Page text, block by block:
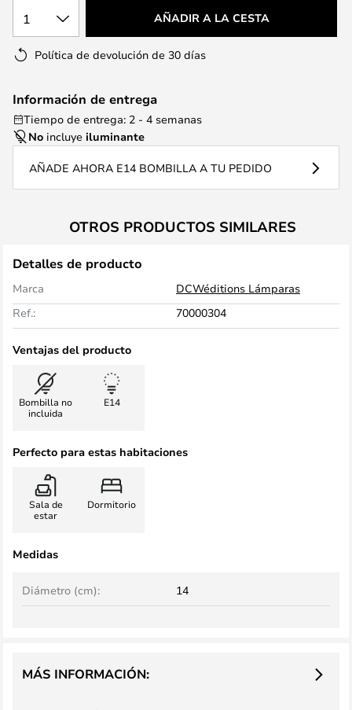
1 AÑADIR A LA CESTA
Política de devolución de 30 días
Información de entrega
Tiempo de entrega: 2 - 4 semanas
No incluye iluminante
AÑADE AHORA E14 BOMBILLA A TU PEDIDO
OTROS PRODUCTOS SIMILARES
Detalles de producto
Marca
DCWéditions Lámparas
Ref.:
70000304
Ventajas del producto
Bombilla no
incluida
E14
Perfecto para estas habitaciones
Sala de
estar
Dormitorio
Medidas
Diámetro (cm): 14
MÁS INFORMACIÓN: